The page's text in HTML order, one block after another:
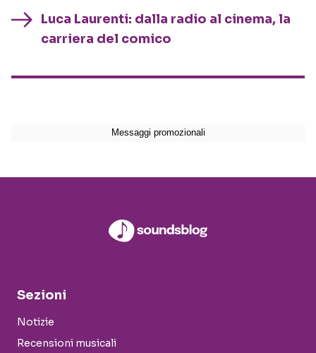
Luca Laurenti: dalla radio al cinema, la
carriera del comico
Sezioni
Notizie
Recensioni musicali